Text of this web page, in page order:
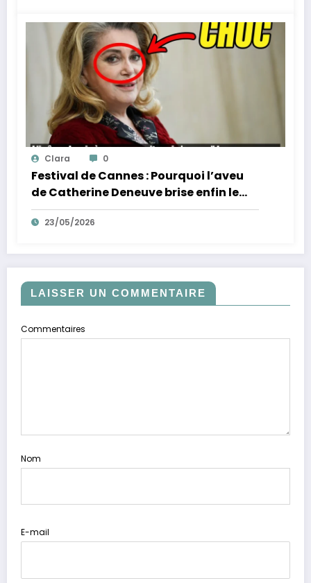
Clara 0
Festival de Cannes : Pourquoi l’aveu
de Catherine Deneuve brise enfin le
mythe de la Croisette
23/05/2026
LAISSER UN COMMENTAIRE
Commentaires
Nom
E-mail